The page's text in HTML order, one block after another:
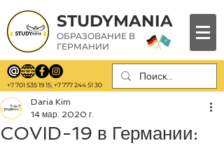
STUDYMANIA
ОБРАЗОВАНИЕ В
ГЕРМАНИИ
+7 701 535 19 15 +7 777 244 51 30
COVID-19 в Германии:
Daria Kim
14 мар. 2020 г.